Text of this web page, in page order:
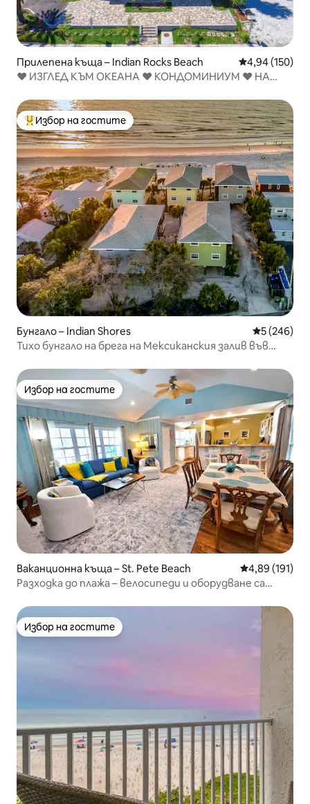
Прилепена къща – Indian Rocks Beach Средна
4,94 (150)
♥ ИЗГЛЕД КЪМ ОКЕАНА ♥ КОНДОМИНИУМ ♥ НА
Най-популярен избор на гостите
Избор на гостите
Бунгало – Indian Shores Средна
5 (246)
Тихо бунгало на брега на Мексиканския залив във
Избор на гостите
Избор на гостите
Ваканционна къща – St. Pete Beach Средна
4,89 (191)
Разходка до плажа – велосипеди и оборудване са
Избор на гостите
Избор на гостите